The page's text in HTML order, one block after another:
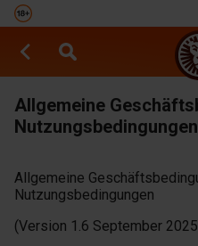
SPIELAUTOMATEN
Allgemeine
Nutzungsbedingungen
Allgemeine
Nutzungsbedingungen
(Version 1.6 September